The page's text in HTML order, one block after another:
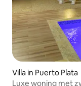
Villa in Puerto Plata
Luxe woning met